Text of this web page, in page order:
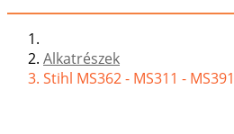
Alkatrészek
Stihl MS362 - MS311 -